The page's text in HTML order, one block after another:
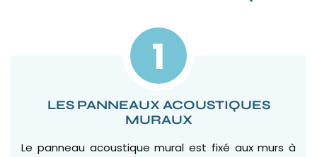
1
LES PANNEAUX ACOUSTIQUES
MURAUX
Le panneau acoustique mural est fixé aux murs à